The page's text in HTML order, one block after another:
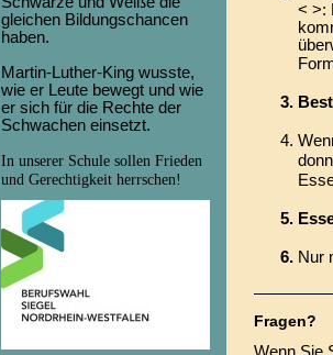
gleichen Bildungschancen
haben.
Martin-Luther-King wusste,
wie er Leute bewegt und wie
er sich für die Rechte der
Schwachen einsetzt.
In unserer Schule sollen Frieden
und Gerechtigkeit herrschen!
< >:
Nur
Fragen?
Wenn Sie